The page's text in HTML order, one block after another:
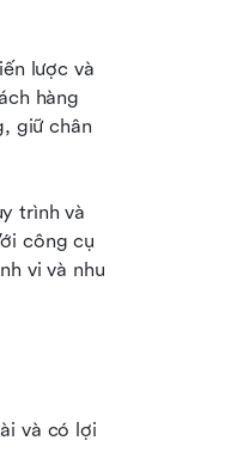
lược và
hàng
giữ chân
trình và
công cụ
vi và nhu
và có lợi